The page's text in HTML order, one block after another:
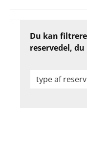
Du kan
reservedel,
type af